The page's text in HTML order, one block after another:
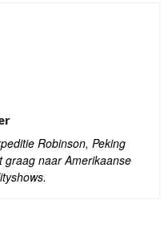
Robinson, Peking
graag naar Amerikaanse